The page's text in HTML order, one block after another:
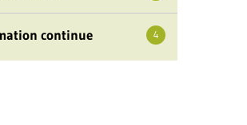
continue 4